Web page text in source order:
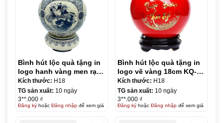
Bình hút lộc quà tặng in
logo hanh vàng men rạn
18cm KQ-BHL03
Kích thước: H18
TG sản xuất: 10 ngày
3**.000 ₫
Đăng kýhoặc Đăng nhậpđể xem giá
Bình hút lộc quà tặng in
logo vẽ vàng 18cm KQ-
BHL04
Kích thước: H18
TG sản xuất: 10 ngày
3**.000 ₫
Đăng kýhoặc Đăng nhậpđể xem giá